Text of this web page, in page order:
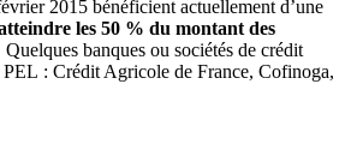
2015 bénéficient actuellement d’une
les 50 % du montant des
Quelques banques ou sociétés de crédit
: Crédit Agricole de France, Cofinoga,